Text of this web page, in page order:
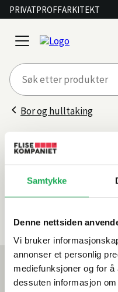
Samtykke
Denne nettsiden
Vi bruker
annonser et personlig
mediefunksjoner og for
dessuten informasjon
PRIVATPROFFARKITEKT
open
menu
Bor og hulltaking
Hullbor
Filter
Mest lest akkurat nå
Årets flis hos